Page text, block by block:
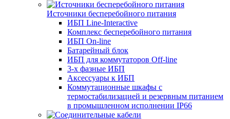
Источники бесперебойного питания
ИБП Line-Interactive
Комплекс бесперебойного питания
ИБП On-line
Батарейный блок
ИБП для коммутаторов Off-line
3-х фазные ИБП
Аксессуары к ИБП
Коммутационные шкафы с
термостабилизацией и резервным питанием
в промышленном исполнении IP66